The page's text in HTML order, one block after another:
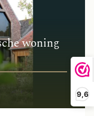
9,6
woning